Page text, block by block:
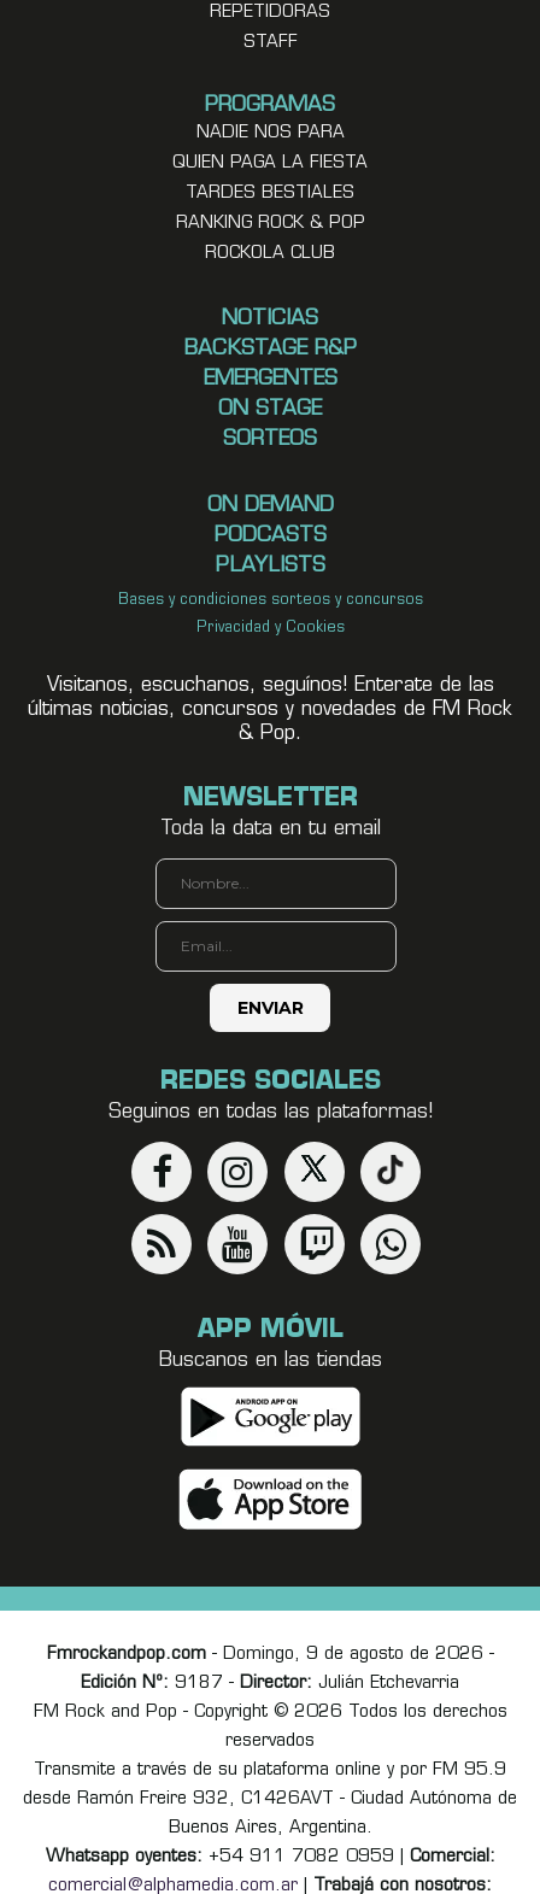
REPETIDORAS
STAFF
PROGRAMAS
NADIE NOS PARA
QUIEN PAGA LA FIESTA
TARDES BESTIALES
RANKING ROCK & POP
ROCKOLA CLUB
NOTICIAS
BACKSTAGE R&P
EMERGENTES
ON STAGE
SORTEOS
ON DEMAND
PODCASTS
PLAYLISTS
Bases y condiciones sorteos y concursos
Privacidad y Cookies
Visitanos, escuchanos, seguínos! Enterate de las
últimas noticias, concursos y novedades de FM Rock
& Pop.
NEWSLETTER
Toda la data en tu email
REDES SOCIALES
Seguinos en todas las plataformas!
APP MÓVIL
Buscanos en las tiendas
Fmrockandpop.com- Domingo, 9 de agosto de 2026 -
Edición Nº: 9187 - Director: Julián Etchevarria
FM Rock and Pop - Copyright © 2026 Todos los derechos
reservados
Transmite a través de su plataforma online y por FM 95.9
desde Ramón Freire 932, C1426AVT - Ciudad Autónoma de
Buenos Aires, Argentina.
Whatsapp oyentes: +54 911 7082 0959 | Comercial:
comercial@alphamedia.com.ar
Trabajá con nosotros: